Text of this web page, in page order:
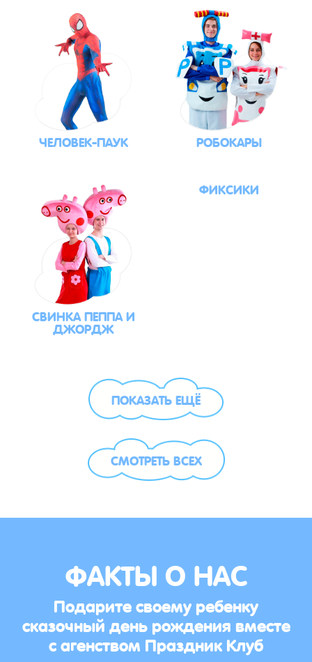
ЧЕЛОВЕК-ПАУК РОБОКАРЫ
СВИНКА ПЕППА И
ДЖОРДЖ
ФИКСИКИ
ПОКАЗАТЬ ЕЩЁ
СМОТРЕТЬ ВСЕХ
ФАКТЫ О НАС
Подарите своему ребенку
сказочный день рождения вместе
с агенством Праздник Клуб